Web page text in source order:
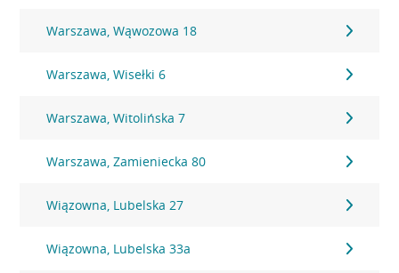
Warszawa, Wąwozowa 18
Warszawa, Wisełki 6
Warszawa, Witolińska 7
Warszawa, Zamieniecka 80
Wiązowna, Lubelska 27
Wiązowna, Lubelska 33a